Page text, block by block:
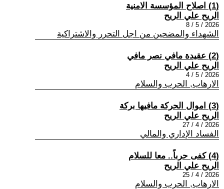
(1) اصلاح المؤسسة الامنية
الريح علي الريح
2026 / 5 / 8
الشهداء والمضحين من اجل التحرر والاشتراكية
(2) عقيدة مافي نصر مافي
الريح علي الريح
2026 / 5 / 4
الارهاب, الحرب والسلام
(3) اموال الحركة مافيها بركة
الريح علي الريح
2026 / 4 / 27
الفساد الإداري والمالي
(4) كفى حرباً.. معا للسلام
الريح علي الريح
2026 / 4 / 25
الارهاب, الحرب والسلام